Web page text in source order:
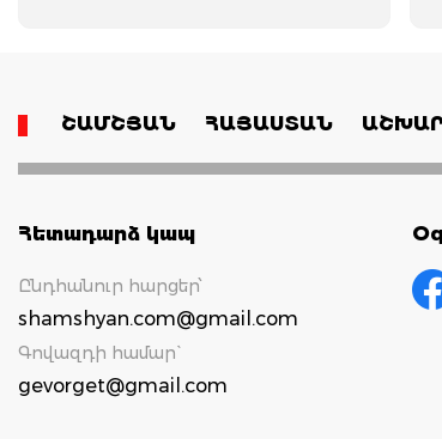
ՇԱՄՇՅԱՆ ՀԱՅԱՍՏԱՆ
Հետադարձ կապ
Ընդհանուր հարցեր՝
shamshyan.com@gmail.com
Գովազդի համար`
gevorget@gmail.com